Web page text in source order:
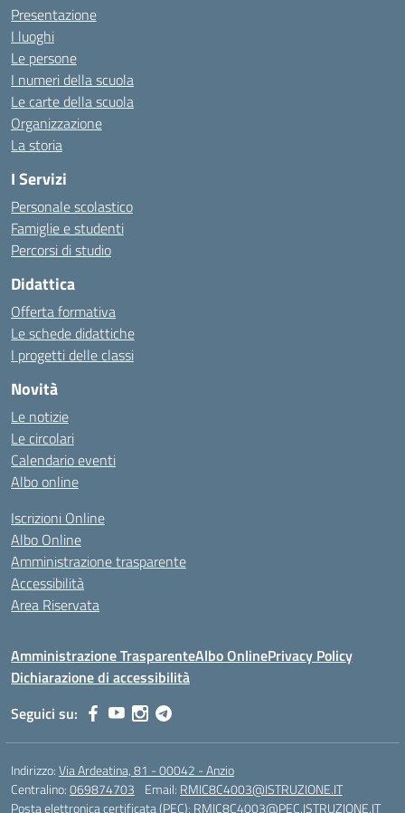
Presentazione
I luoghi
Le persone
I numeri della scuola
Le carte della scuola
Organizzazione
La storia
I Servizi
Personale scolastico
Famiglie e studenti
Percorsi di studio
Didattica
Offerta formativa
Le schede didattiche
I progetti delle classi
Novità
Le notizie
Le circolari
Calendario eventi
Albo online
Iscrizioni Online
Albo Online
Amministrazione trasparente
Accessibilità
Area Riservata
Amministrazione TrasparenteAlbo OnlinePrivacy Policy
Dichiarazione di accessibilità
Seguici su:
Indirizzo:Via Ardeatina, 81 - 00042 - Anzio
Centralino:069874703 Email: RMIC8C4003@ISTRUZIONE.IT
Posta elettronica certificata (PEC): RMIC8C4003@PEC.ISTRUZIONE.IT